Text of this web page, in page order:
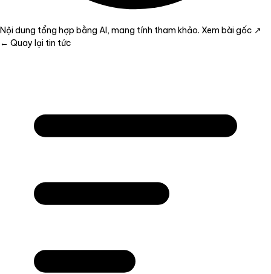
Nội dung tổng hợp bằng AI, mang tính tham khảo. Xem bài gốc ↗
← Quay lại tin tức